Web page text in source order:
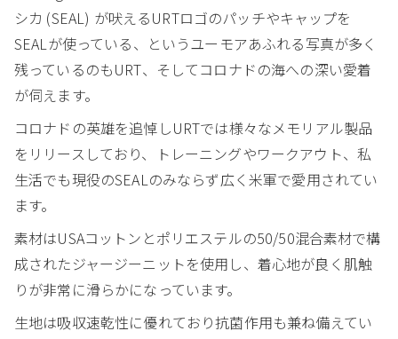
シカ (SEAL) が吠えるURTロゴのパッチやキャップを
SEALが使っている、というユーモアあふれる写真が多く
残っているのもURT、そしてコロナドの海への深い愛着
が伺えます。
コロナドの英雄を追悼しURTでは様々なメモリアル製品
をリリースしており、トレーニングやワークアウト、私
生活でも現役のSEALのみならず広く米軍で愛用されてい
ます。
素材はUSAコットンとポリエステルの50/50混合素材で構
成されたジャージーニットを使用し、着心地が良く肌触
りが非常に滑らかになっています。
生地は吸収速乾性に優れており抗菌作用も兼ね備えてい